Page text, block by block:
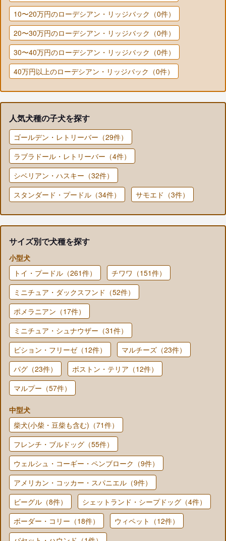
10〜20万円のローデシアン・リッジバック（0件）
20〜30万円のローデシアン・リッジバック（0件）
30〜40万円のローデシアン・リッジバック（0件）
40万円以上のローデシアン・リッジバック（0件）
人気犬種の子犬を探す
ゴールデン・レトリーバー（29件）
ラブラドール・レトリーバー（4件）
シベリアン・ハスキー（32件）
スタンダード・プードル（34件）
サモエド（3件）
サイズ別で犬種を探す
小型犬
トイ・プードル（261件）
チワワ（151件）
ミニチュア・ダックスフンド（52件）
ポメラニアン（17件）
ミニチュア・シュナウザー（31件）
ビション・フリーゼ（12件）
マルチーズ（23件）
パグ（23件）
ボストン・テリア（12件）
マルプー（57件）
中型犬
柴犬(小柴・豆柴も含む)（71件）
フレンチ・ブルドッグ（55件）
ウェルシュ・コーギー・ペンブローク（9件）
アメリカン・コッカー・スパニエル（9件）
ビーグル（8件）
シェットランド・シープドッグ（4件）
ボーダー・コリー（18件）
ウィペット（12件）